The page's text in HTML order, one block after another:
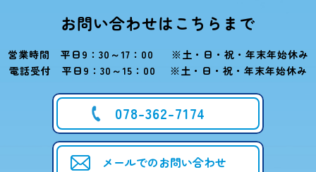
お問い合わせはこちらまで
営業時間 平日9：30～17：00 ※土・日・祝・年末年始休み
電話受付 平日9：30～15：00 ※土・日・祝・年末年始休み
078-362-7174
メールでのお問い合わせ